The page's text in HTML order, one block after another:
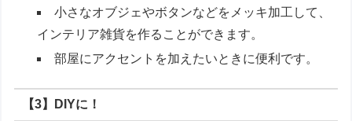
小さなオブジェやボタンなどをメッキ加工して、
インテリア雑貨を作ることができます。
部屋にアクセントを加えたいときに便利です。
【3】DIYに！